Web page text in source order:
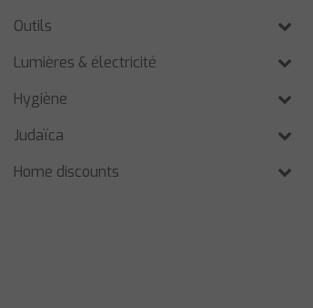
Outils
Lumières & électricité
Hygiène
Judaïca
Home discounts